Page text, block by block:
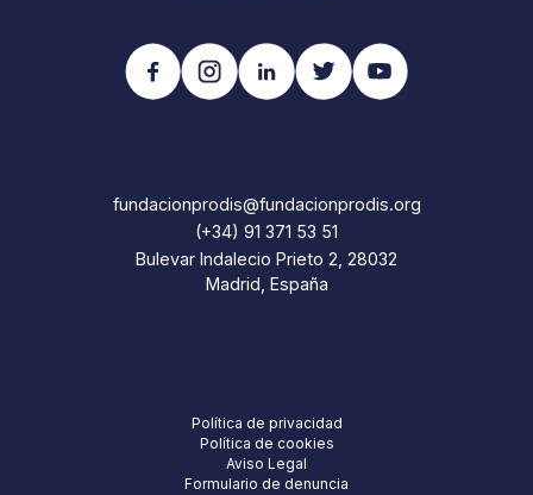
fundacionprodis@fundacionprodis.org
(+34) 91 371 53 51
Bulevar Indalecio Prieto 2, 28032
Madrid, España
Política de privacidad
Política de cookies
Aviso Legal
Formulario de denuncia